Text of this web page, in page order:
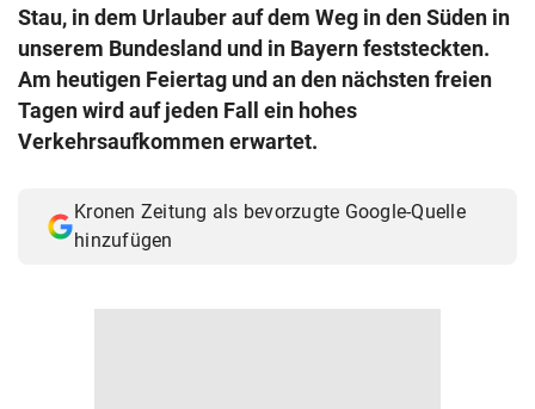
© Krone Multimedia GmbH & Co KG 2026
Muthgasse 2, 1190 Wien
Stau, in dem Urlauber auf dem Weg in den Süden in
unserem Bundesland und in Bayern feststeckten.
Am heutigen Feiertag und an den nächsten freien
Tagen wird auf jeden Fall ein hohes
Verkehrsaufkommen erwartet.
Kronen Zeitung als bevorzugte Google-Quelle
hinzufügen